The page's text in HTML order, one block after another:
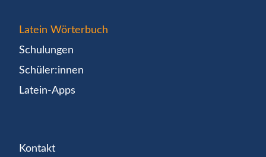
Latein Wörterbuch
Schulungen
Schüler:innen
Latein-Apps
Kontakt